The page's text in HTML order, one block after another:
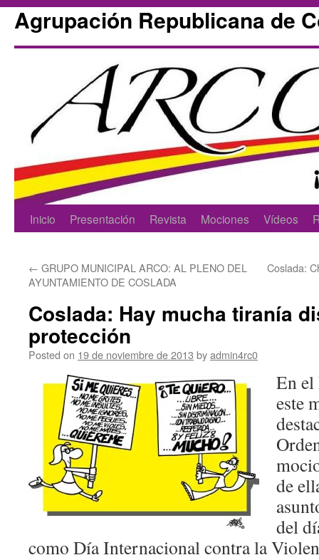
Agrupación Republicana de
Skip
content
Inicio Presentación Revista Mociones Vídeos
← GRUPO MUNICIPAL ARCO: AL PLENO DEL
AYUNTAMIENTO DE COSLADA
Coslada:
Coslada: Hay mucha tiranía
protección
Posted on 19 de noviembre de 2013 byadmin4rc0
En
este
de
del
como Día Internacional contra la